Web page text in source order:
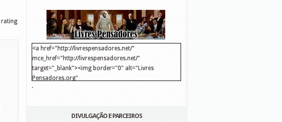
rating
<a href="http://livrespensadores.net/"
mce_href="http://livrespensadores.net/"
target="_blank"><img border="0" alt="Livres
Pensadores.org"
src="http://lh6.ggpht.com/_25pDjsdjolQ/TNSgK1CylTI/AAAAAAAAAFk/u8d6kvYMhVc/
.
DIVULGAÇÃO E PARCEIROS